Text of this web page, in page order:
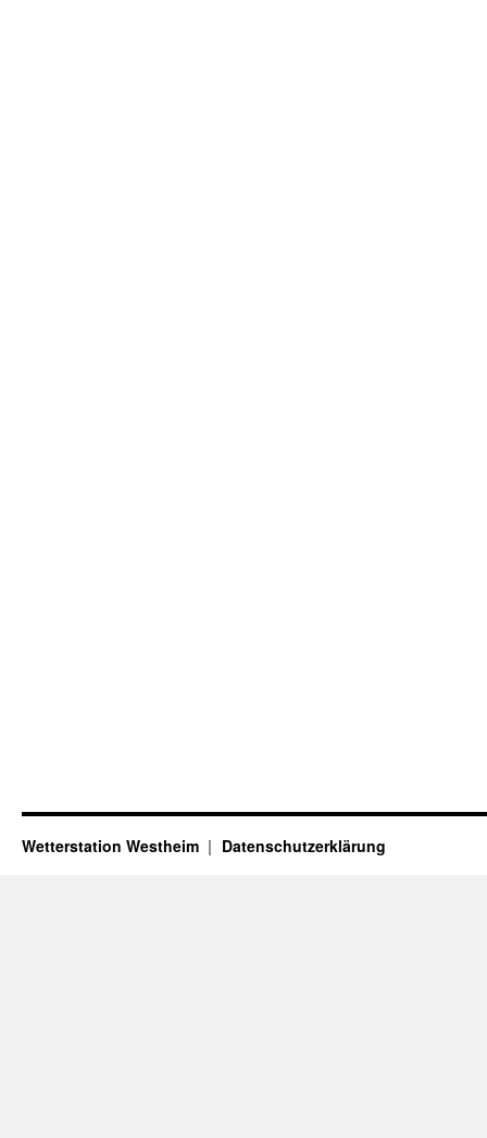
Wetterstation Westheim Datenschutzerklärung